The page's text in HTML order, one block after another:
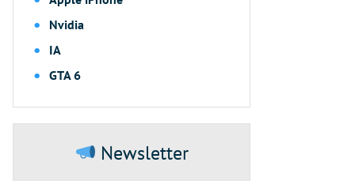
Nvidia
IA
GTA 6
Newsletter